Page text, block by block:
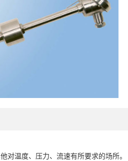
对温度、压力、流速有所要求的场所。